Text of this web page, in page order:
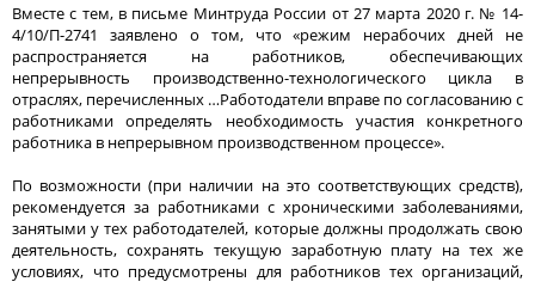
Вместе с тем, в письме Минтруда России от 27 марта 2020 г. № 14-
4/10/П-2741 заявлено о том, что «режим нерабочих дней не
распространяется на работников, обеспечивающих
непрерывность производственно-технологического цикла в
отраслях, перечисленных …Работодатели вправе по согласованию с
работниками определять необходимость участия конкретного
работника в непрерывном производственном процессе».
По возможности (при наличии на это соответствующих средств),
рекомендуется за работниками с хроническими заболеваниями,
занятыми у тех работодателей, которые должны продолжать свою
деятельность, сохранять текущую заработную плату на тех же
условиях, что предусмотрены для работников тех организаций,